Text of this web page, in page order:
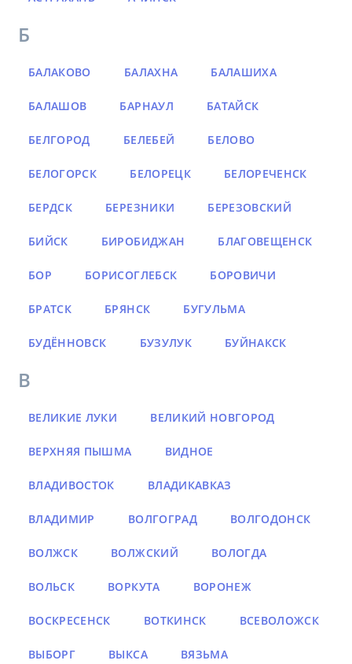
Б
БАЛАКОВО БАЛАХНА БАЛАШИХА
БАЛАШОВ БАРНАУЛ БАТАЙСК
БЕЛГОРОД БЕЛЕБЕЙ БЕЛОВО
БЕЛОГОРСК БЕЛОРЕЦК БЕЛОРЕЧЕНСК
БЕРДСК БЕРЕЗНИКИ БЕРЕЗОВСКИЙ
БИЙСК БИРОБИДЖАН БЛАГОВЕЩЕНСК
БОР БОРИСОГЛЕБСК БОРОВИЧИ
БРАТСК БРЯНСК БУГУЛЬМА
БУДЁННОВСК БУЗУЛУК БУЙНАКСК
В
ВЕЛИКИЕ ЛУКИ ВЕЛИКИЙ НОВГОРОД
ВЕРХНЯЯ ПЫШМА ВИДНОЕ
ВЛАДИВОСТОК ВЛАДИКАВКАЗ
ВЛАДИМИР ВОЛГОГРАД ВОЛГОДОНСК
ВОЛЖСК ВОЛЖСКИЙ ВОЛОГДА
ВОЛЬСК ВОРКУТА ВОРОНЕЖ
ВОСКРЕСЕНСК ВОТКИНСК ВСЕВОЛОЖСК
ВЫБОРГ ВЫКСА ВЯЗЬМА